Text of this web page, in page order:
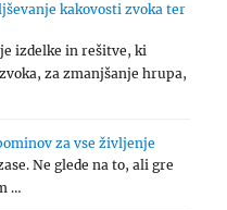
kakovosti zvoka ter
izdelke in rešitve, ki
za zmanjšanje hrupa,
za vse življenje
Ne glede na to, ali gre
…